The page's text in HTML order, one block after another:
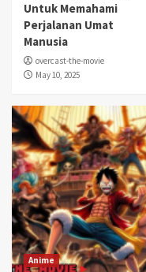
Untuk Memahami
Perjalanan Umat
Manusia
overcast-the-movie
May 10, 2025
Anime